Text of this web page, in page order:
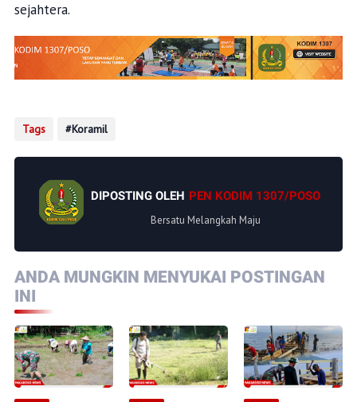
sejahtera.
Tags Koramil
DIPOSTING OLEH PEN KODIM 1307/POSO
Bersatu Melangkah Maju
ANDA MUNGKIN MENYUKAI POSTINGAN
INI